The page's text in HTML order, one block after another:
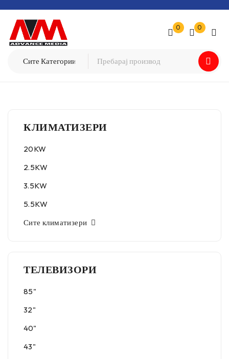
0 0
КЛИМАТИЗЕРИ
20KW
2.5KW
3.5KW
5.5KW
Сите климатизери
ТЕЛЕВИЗОРИ
85"
32"
40"
43"